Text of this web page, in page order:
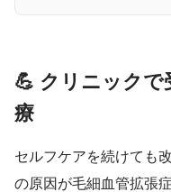
💪 クリニックで
療
セルフケアを続けても
の原因が毛細血管拡張